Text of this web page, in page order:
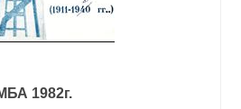
1982г.